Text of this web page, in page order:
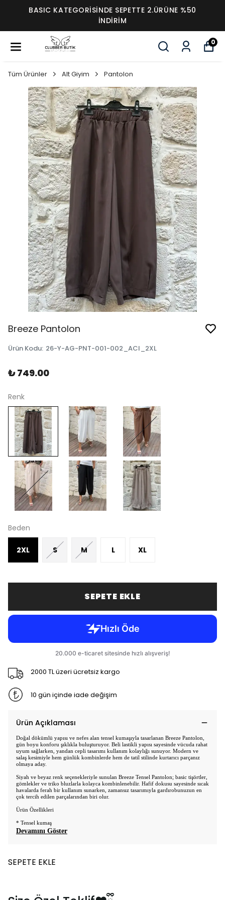
BASIC KATEGORİSİNDE SEPETTE 2.ÜRÜNE %50
İNDİRİM
0
Tüm Ürünler Alt Giyim Pantolon
Breeze Pantolon
Ürün Kodu: 26-Y-AG-PNT-001-002_ACI_2XL
₺ 749.00
Renk
Beden
2XL S M L XL
SEPETE EKLE
2000 TL üzeri ücretsiz kargo
10 gün içinde iade değişim
Ürün Açıklaması
Doğal dökümlü yapısı ve nefes alan tensel kumaşıyla tasarlanan Breeze Pantolon,
gün boyu konforu şıklıkla buluşturuyor. Beli lastikli yapısı sayesinde vücuda rahat
uyum sağlarken, yandan cepli tasarımı kullanım kolaylığı sunuyor. Modern ve
salaş kesimiyle hem günlük kombinlerde hem de tatil stilinde kurtarıcı parçanız
olmaya aday.
Siyah ve beyaz renk seçenekleriyle sunulan Breeze Tensel Pantolon; basic tişörtler,
gömlekler ve triko bluzlarla kolayca kombinlenebilir. Hafif dokusu sayesinde sıcak
havalarda ferah bir kullanım sunarken, zamansız tasarımıyla gardırobunuzun en
çok tercih edilen parçalarından biri olur.
Ürün Özellikleri
* Tensel kumaş
Devamını Göster
SEPETE EKLE